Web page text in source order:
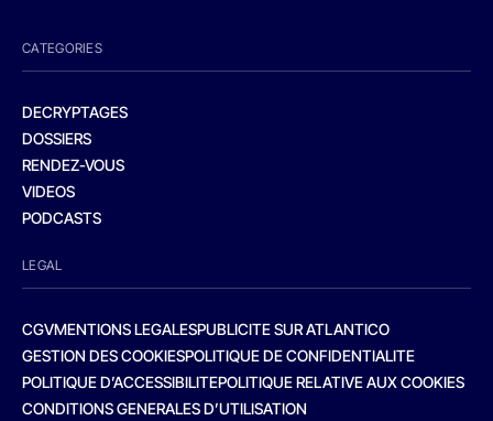
CATEGORIES
DECRYPTAGES
DOSSIERS
RENDEZ-VOUS
VIDEOS
PODCASTS
LEGAL
CGVMENTIONS LEGALESPUBLICITE SUR ATLANTICO
GESTION DES COOKIESPOLITIQUE DE CONFIDENTIALITE
POLITIQUE D’ACCESSIBILITEPOLITIQUE RELATIVE AUX COOKIES
CONDITIONS GENERALES D’UTILISATION